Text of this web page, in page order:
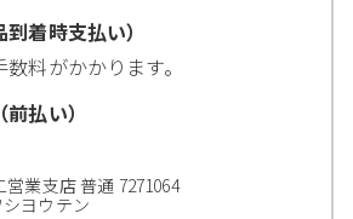
着時支払い）
料がかかります。
払い）
業支店 普通 7271064
ヨウテン